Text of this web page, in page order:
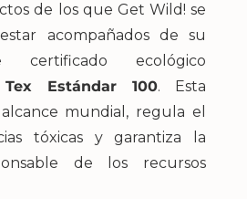
de los que Get Wild! se
acompañados de su
certificado ecológico
Estándar 100. Esta
mundial, regula el
tóxicas y garantiza la
de los recursos